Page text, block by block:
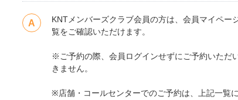
KNTメンバーズクラブ会員の方は、会員マイペ
覧をご確認いただけます。
※ご予約の際、会員ログインせずにご予約いただ
きません。
※店舗・コールセンターでのご予約は、上記一覧